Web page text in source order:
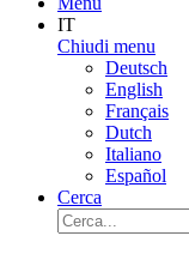
IT
Chiudi menu
Deutsch
English
Français
Dutch
Italiano
Español
Cerca